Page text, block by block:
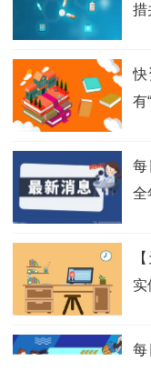
措
快
有
每
全
实
每